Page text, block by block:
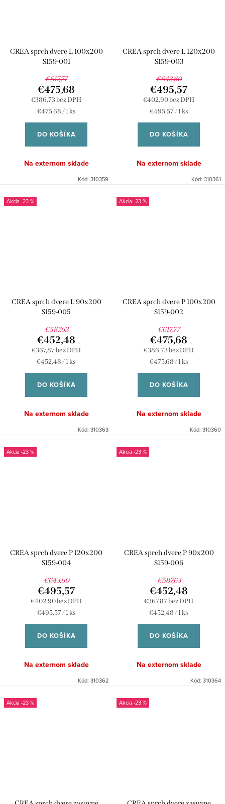
CREA sprch dvere L 100x200
S159-001
€617,77
€386,73 bez DPH
€475,68
Jednotková
€475,68 / 1 ks
DO KOŠÍKA
Na externom sklade
Kód: 310359
CREA sprch dvere L 120x200
S159-003
€643,60
€402,90 bez DPH
€495,57
Jednotková
€495,57 / 1 ks
DO KOŠÍKA
Na externom sklade
Kód: 310361
-23 %
CREA sprch dvere L 90x200
S159-005
€587,63
€367,87 bez DPH
€452,48
Jednotková
cena:
€452,48 / 1 ks
DO KOŠÍKA
Na externom sklade
Kód: 310363
-23 %
CREA sprch dvere P 100x200
S159-002
€617,77
€386,73 bez DPH
€475,68
Jednotková
cena:
€475,68 / 1 ks
DO KOŠÍKA
Na externom sklade
Kód: 310360
-23 %
CREA sprch dvere P 120x200
S159-004
€643,60
€402,90 bez DPH
€495,57
Jednotková
€495,57 / 1 ks
DO KOŠÍKA
Na externom sklade
Kód: 310362
-23 %
CREA sprch dvere P 90x200
S159-006
€587,63
€367,87 bez DPH
€452,48
Jednotková
€452,48 / 1 ks
DO KOŠÍKA
Na externom sklade
Kód: 310364
-23 % -23 %